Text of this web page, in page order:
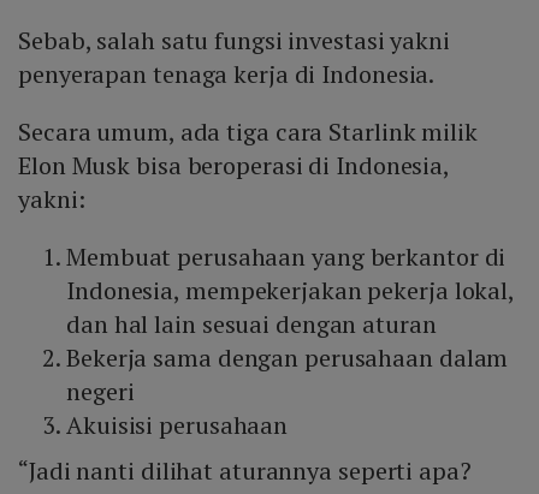
Sebab, salah satu fungsi investasi yakni
penyerapan tenaga kerja di Indonesia.
Secara umum, ada tiga cara Starlink milik
Elon Musk bisa beroperasi di Indonesia,
yakni:
Membuat perusahaan yang berkantor di
Indonesia, mempekerjakan pekerja lokal,
dan hal lain sesuai dengan aturan
Bekerja sama dengan perusahaan dalam
negeri
Akuisisi perusahaan
“Jadi nanti dilihat aturannya seperti apa?